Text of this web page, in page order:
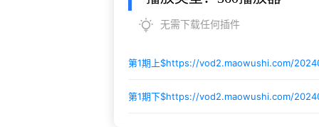
无需下载任何插件
第1期上$https://vod2.maowushi.com/
第1期下$https://vod2.maowushi.com/